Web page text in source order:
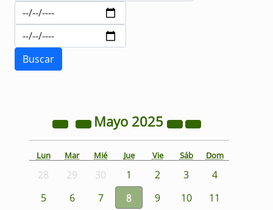
Mayo 2025
Lun Mar Mié Jue Vie Sáb Dom
28 29 30 1 2 3
4
5
6 7 8 9 10
11